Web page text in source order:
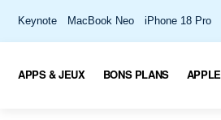
Keynote MacBook Neo iPhone 18 Pro
APPS & JEUX BONS PLANS APPLE